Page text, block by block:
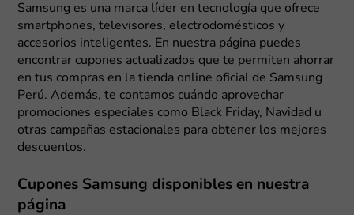
Samsung es una marca líder en tecnología que ofrece
smartphones, televisores, electrodomésticos y
accesorios inteligentes. En nuestra página puedes
encontrar cupones actualizados que te permiten ahorrar
en tus compras en la tienda online oficial de Samsung
Perú. Además, te contamos cuándo aprovechar
promociones especiales como Black Friday, Navidad u
otras campañas estacionales para obtener los mejores
descuentos.
Cupones Samsung disponibles en nuestra
página